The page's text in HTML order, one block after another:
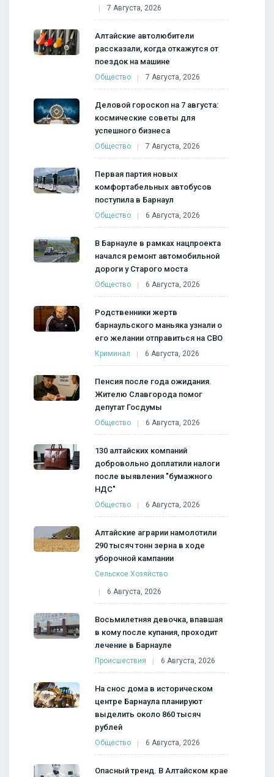
7 Августа, 2026
Алтайские автолюбители
рассказали, когда откажутся от
поездок на машине
Общество 7 Августа, 2026
Деловой гороскоп на 7 августа:
космические советы для
успешного бизнеса
Общество 7 Августа, 2026
Первая партия новых
комфортабельных автобусов
поступила в Барнаул
Общество 6 Августа, 2026
В Барнауле в рамках нацпроекта
начался ремонт автомобильной
дороги у Старого моста
Общество 6 Августа, 2026
Родственники жертв
барнаульского маньяка узнали о
его желании отправиться на СВО
Криминал 6 Августа, 2026
Пенсия после года ожидания.
Жителю Славгорода помог
депутат Госдумы
Общество 6 Августа, 2026
130 алтайских компаний
добровольно доплатили налоги
после выявления "бумажного
НДС"
Общество 6 Августа, 2026
Алтайские аграрии намолотили
290 тысяч тонн зерна в ходе
уборочной кампании
Сельское Хозяйство
6 Августа, 2026
Восьмилетняя девочка, впавшая
в кому после купания, проходит
лечение в Барнауле
Происшествия 6 Августа, 2026
На снос дома в историческом
центре Барнаула планируют
выделить около 860 тысяч
рублей
Общество 6 Августа, 2026
Опасный тренд. В Алтайском крае